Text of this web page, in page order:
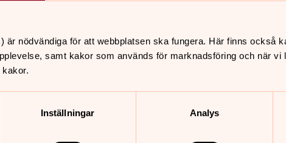
är nödvändiga för att webbplatsen ska fungera. Här finns också
samt kakor som används för marknadsföring och när vi
Inställningar Analys
hot mot arbetsmiljö och säkerhet på